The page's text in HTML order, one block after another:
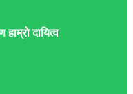
दायित्व